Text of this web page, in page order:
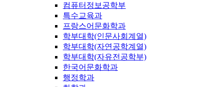
컴퓨터정보공학부
특수교육과
프랑스어문화학과
학부대학(인문사회계열)
학부대학(자연공학계열)
학부대학(자유전공학부)
한국어문화학과
행정학과